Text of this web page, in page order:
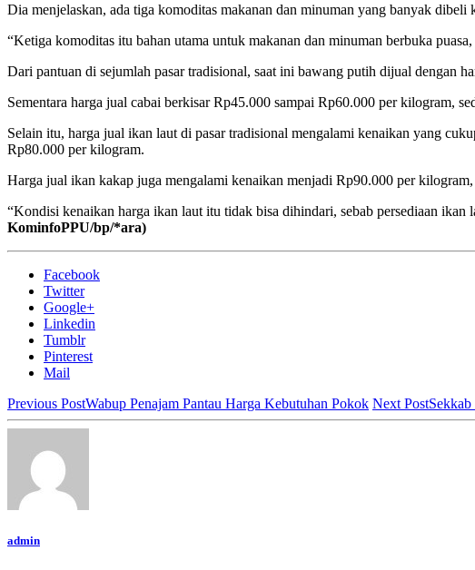
Dia menjelaskan, ada tiga komoditas makanan dan minuman yang banyak dibeli
“Ketiga komoditas itu bahan utama untuk makanan dan minuman berbuka
Dari pantuan di sejumlah pasar tradisional, saat ini bawang putih dijual dengan
Sementara harga jual cabai berkisar Rp45.000 sampai Rp60.000 per kilogram,
Selain itu, harga jual ikan laut di pasar tradisional mengalami kenaikan yang
Rp80.000 per kilogram.
Harga jual ikan kakap juga mengalami kenaikan menjadi Rp90.000 per
“Kondisi kenaikan harga ikan laut itu tidak bisa dihindari, sebab persediaan
KominfoPPU/bp/*ara)
Facebook
Twitter
Google+
Linkedin
Tumblr
Pinterest
Mail
Previous PostWabup Penajam Pantau Harga Kebutuhan Pokok Next Post
admin